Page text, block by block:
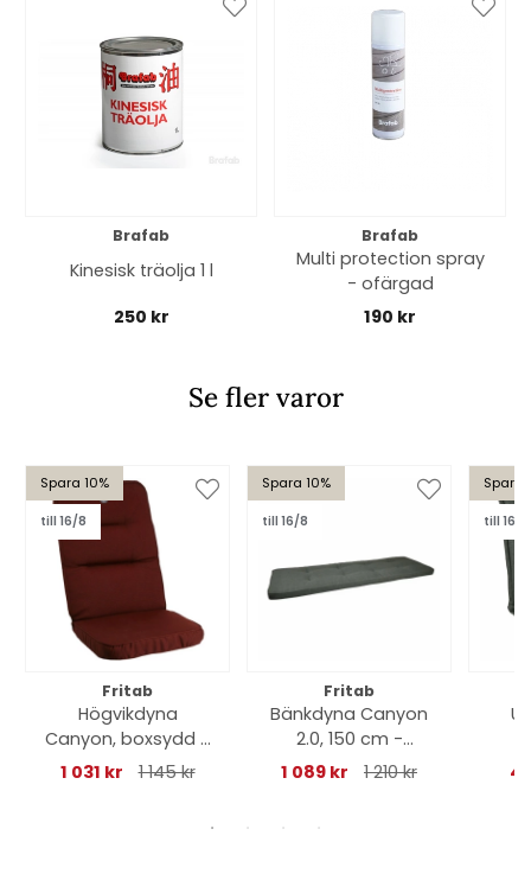
Brafab
Kinesisk träolja 1 l
250 kr
Brafab
Multi protection spray
- ofärgad
190 kr
Se fler varor
Spara 10%
till 16/8
Fritab
Högvikdyna
Canyon, boxsydd -
bordeaux struktur
1 031 kr 1 145 kr
Spara 10%
till 16/8
Fritab
Bänkdyna Canyon
2.0, 150 cm -
skogsgrön
1 089 kr 1 210 kr
Spara
till 16/8